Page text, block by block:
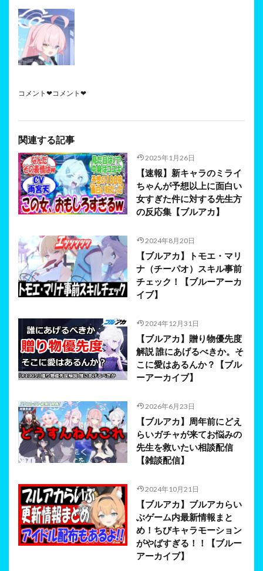
コメント❤コメント❤
関連する記事
2025年1月26日
【速報】新キャラのミライ
ちゃんが予想以上に面白い
女すぎた件に対する先生方
の反応集【ブルアカ】
2024年8月20日
【ブルアカ】トモエ・マリ
ナ（チーパオ）スキル事前
チェック！【ブルーアーカ
イブ】
2024年12月31日
【ブルアカ】贈り物優先度
解説 誰にあげるべきか。そ
こに愛はあるんか？【ブル
ーアーカイブ】
2026年6月23日
【ブルアカ】周年前にどえ
らいガチャが来てお悩みの
先生を救いたい相談配信
【雑談配信】
2024年10月21日
【ブルアカ】ブルアカらい
ぶゲーム内最新情報まと
め！ちびキャラモーション
がやばすぎる！！【ブルー
アーカイブ】